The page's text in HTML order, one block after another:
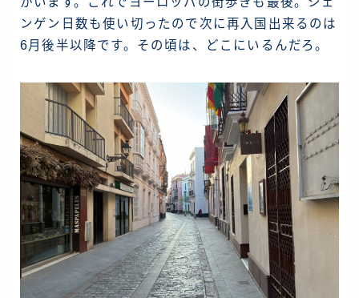
カンボジア
ベトナム
バングラディッシュ
ブータン
ネパール
インド
世界一周旅行前～準備～
FIRE後の日常
ンゲン日数も使い切ったので次に再入国出来るのは
6月後半以降です。その頃は、どこにいるんだろ。